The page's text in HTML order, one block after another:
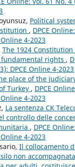
Political
, DPCE
Online 4-2023
The 1924
rights ,
DPCE Online 4-2023
place of the
Turkey , DPCE
Online 4-2023
La sentenza CK
controllo delle
, DPCE
Online 4-2023
Il collocamento
non